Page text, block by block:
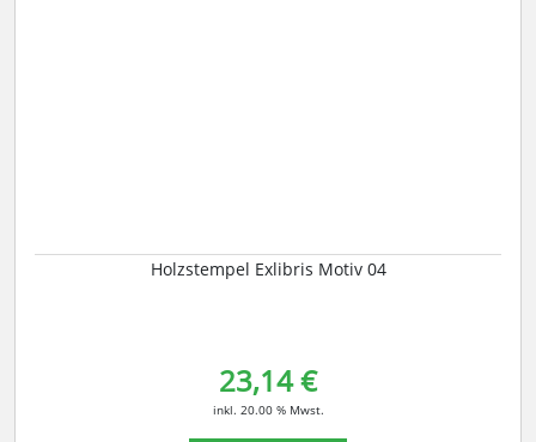
Holzstempel Exlibris Motiv 04
23,14 €
inkl. 20.00 % Mwst.